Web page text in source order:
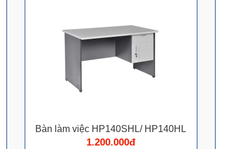
Bàn làm việc HP140SHL/ HP140HL
1.200.000đ